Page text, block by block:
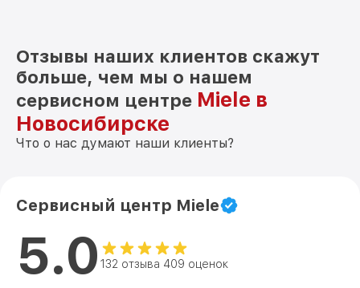
Отзывы наших клиентов скажут
больше, чем мы о нашем
сервисном центре Miele в
Новосибирске
Что о нас думают наши клиенты?
Сервисный центр Miele
5.0 132 отзыва 409 оценок